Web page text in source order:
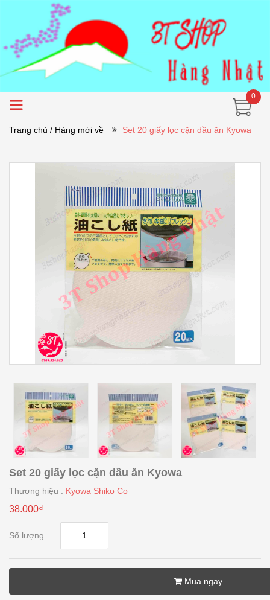
0
Trang chủ / Hàng mới về Set 20 giấy lọc cặn dầu ăn Kyowa
Set 20 giấy lọc cặn dầu ăn Kyowa
Thương hiệu : Kyowa Shiko Co
38.000₫
Số lượng
Mua ngay